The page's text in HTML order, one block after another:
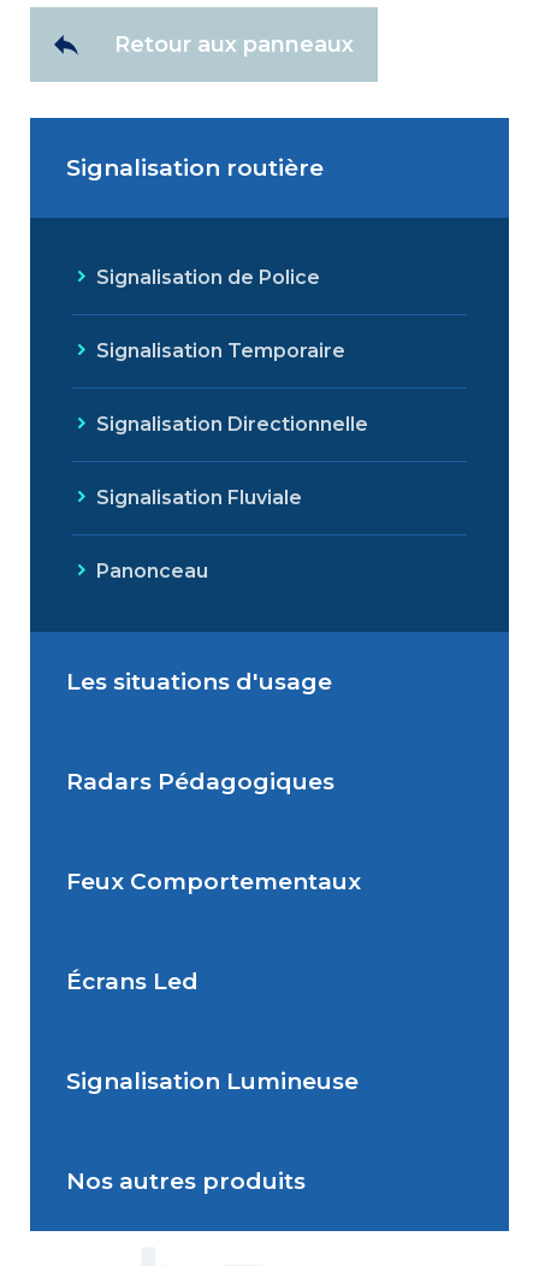
Retour aux panneaux
Signalisation routière
Signalisation de Police
Signalisation Temporaire
Signalisation Directionnelle
Signalisation Fluviale
Panonceau
Les situations d'usage
Situations de signalisation
Situations de signalisation
Radars Pédagogiques
Radar Pédagogique
Feux Comportementaux
Feu Comportemental
Écrans Led
Écran Géant Extérieur Led
Signalisation Lumineuse
Signalisation dynamique
Nos autres produits